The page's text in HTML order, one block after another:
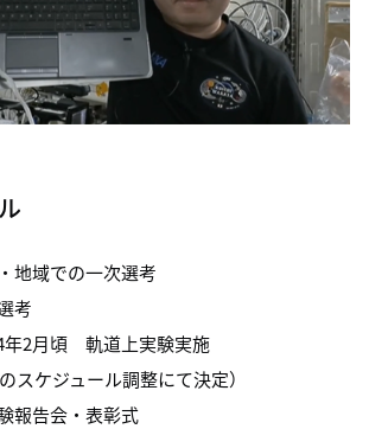
地域での一次選考
考
年2月頃 軌道上実験実施
スケジュール調整にて決定）
報告会・表彰式